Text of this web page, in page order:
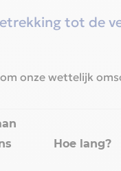
tot de
onze wettelijk
Hoe lang?‎